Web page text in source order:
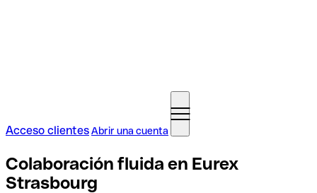
Acceso clientesAbrir una cuenta
Colaboración fluida en Eurex
Strasbourg